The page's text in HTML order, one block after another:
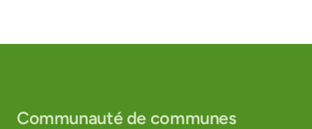
Communauté de communes